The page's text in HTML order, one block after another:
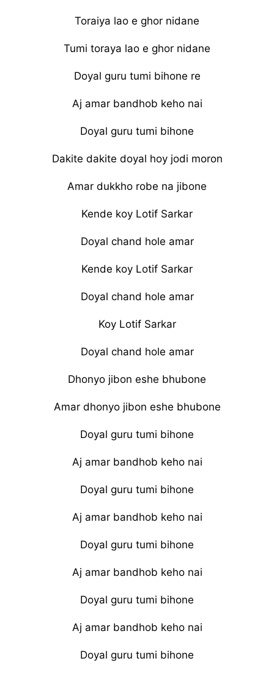
Toraiya lao e ghor nidane
Tumi toraya lao e ghor nidane
Doyal guru tumi bihone re
Aj amar bandhob keho nai
Doyal guru tumi bihone
Dakite dakite doyal hoy jodi moron
Amar dukkho robe na jibone
Kende koy Lotif Sarkar
Doyal chand hole amar
Kende koy Lotif Sarkar
Doyal chand hole amar
Koy Lotif Sarkar
Doyal chand hole amar
Dhonyo jibon eshe bhubone
Amar dhonyo jibon eshe bhubone
Doyal guru tumi bihone
Aj amar bandhob keho nai
Doyal guru tumi bihone
Aj amar bandhob keho nai
Doyal guru tumi bihone
Aj amar bandhob keho nai
Doyal guru tumi bihone
Aj amar bandhob keho nai
Doyal guru tumi bihone